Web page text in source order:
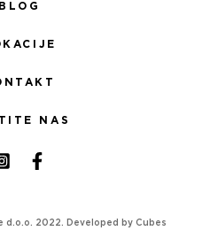
BLOG
NAS
d.o.o. 2022. Developed by Cubes